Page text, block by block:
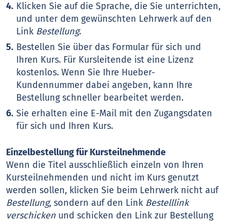
Klicken Sie auf die Sprache, die Sie unterrichten,
und unter dem gewünschten Lehrwerk auf den
Link Bestellung.
Bestellen Sie über das Formular für sich und
Ihren Kurs. Für Kursleitende ist eine Lizenz
kostenlos. Wenn Sie Ihre Hueber-
Kundennummer dabei angeben, kann Ihre
Bestellung schneller bearbeitet werden.
Sie erhalten eine E-Mail mit den Zugangsdaten
für sich und Ihren Kurs.
Einzelbestellung für Kursteilnehmende
Wenn die Titel ausschließlich einzeln von Ihren
Kursteilnehmenden und nicht im Kurs genutzt
werden sollen, klicken Sie beim Lehrwerk nicht auf
Bestellung, sondern auf den Link Bestelllink
verschicken und schicken den Link zur Bestellung